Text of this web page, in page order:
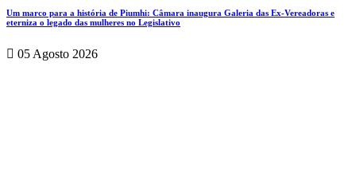
Um marco para a história de Piumhi: Câmara inaugura Galeria das Ex-Vereadoras e
eterniza o legado das mulheres no Legislativo
05 Agosto 2026